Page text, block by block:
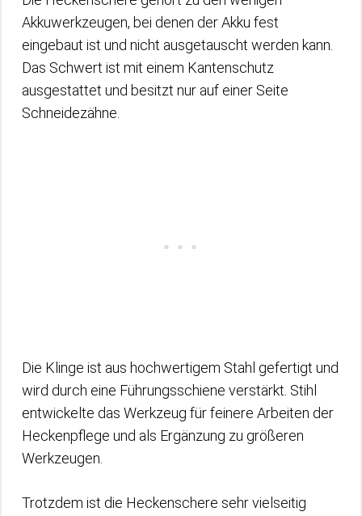
Akkuwerkzeugen, bei denen der Akku fest
eingebaut ist und nicht ausgetauscht werden kann.
Das Schwert ist mit einem Kantenschutz
ausgestattet und besitzt nur auf einer Seite
Schneidezähne.
Die Klinge ist aus hochwertigem Stahl gefertigt und
wird durch eine Führungsschiene verstärkt. Stihl
entwickelte das Werkzeug für feinere Arbeiten der
Heckenpflege und als Ergänzung zu größeren
Werkzeugen.
Trotzdem ist die Heckenschere sehr vielseitig